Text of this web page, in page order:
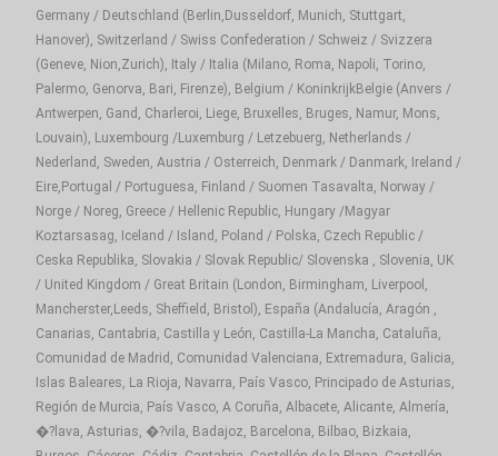
Germany / Deutschland (Berlin,Dusseldorf, Munich, Stuttgart,
Hanover), Switzerland / Swiss Confederation / Schweiz / Svizzera
(Geneve, Nion,Zurich), Italy / Italia (Milano, Roma, Napoli, Torino,
Palermo, Genorva, Bari, Firenze), Belgium / KoninkrijkBelgie (Anvers /
Antwerpen, Gand, Charleroi, Liege, Bruxelles, Bruges, Namur, Mons,
Louvain), Luxembourg /Luxemburg / Letzebuerg, Netherlands /
Nederland, Sweden, Austria / Osterreich, Denmark / Danmark, Ireland /
Eire,Portugal / Portuguesa, Finland / Suomen Tasavalta, Norway /
Norge / Noreg, Greece / Hellenic Republic, Hungary /Magyar
Koztarsasag, Iceland / Island, Poland / Polska, Czech Republic /
Ceska Republika, Slovakia / Slovak Republic/ Slovenska , Slovenia, UK
/ United Kingdom / Great Britain (London, Birmingham, Liverpool,
Mancherster,Leeds, Sheffield, Bristol), España (Andalucía, Aragón ,
Canarias, Cantabria, Castilla y León, Castilla-La Mancha, Cataluña,
Comunidad de Madrid, Comunidad Valenciana, Extremadura, Galicia,
Islas Baleares, La Rioja, Navarra, País Vasco, Principado de Asturias,
Región de Murcia, País Vasco, A Coruña, Albacete, Alicante, Almería,
�?lava, Asturias, �?vila, Badajoz, Barcelona, Bilbao, Bizkaia,